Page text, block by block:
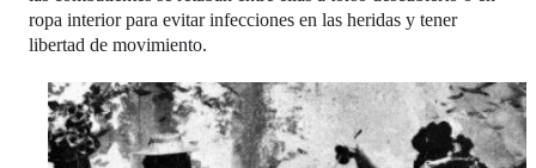
ropa interior para evitar infecciones en las heridas y tener
libertad de movimiento.